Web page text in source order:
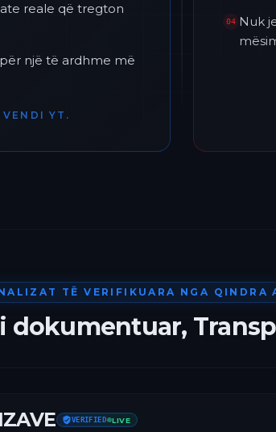
04 Nuk
reale që tregton
një të ardhme më
VENDI YT.
TË VERIFIKUARA NGA QINDRA
dokumentuar,
VERIFIED LIVE